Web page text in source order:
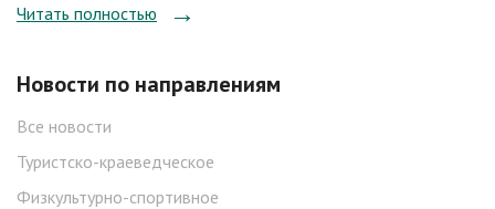
Читать полностью
Новости по направлениям
Все новости
Туристско-краеведческое
Физкультурно-спортивное